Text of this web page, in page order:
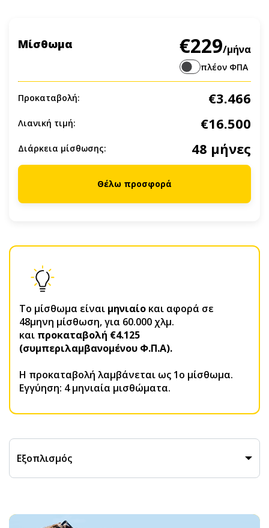
Μίσθωμα €229/μήνα
πλέον ΦΠΑ
Προκαταβολή: €3.466
Λιανική τιμή: €16.500
Διάρκεια μίσθωσης: 48 μήνες
Θέλω προσφορά
Το μίσθωμα είναι μηνιαίο και αφορά σε
48μηνη μίσθωση, για 60.000 χλμ.
και προκαταβολή €4.125
(συμπεριλαμβανομένου Φ.Π.Α).
H προκαταβολή λαμβάνεται ως 1ο μίσθωμα.
Εγγύηση: 4 μηνιαία μισθώματα.
Εξοπλισμός